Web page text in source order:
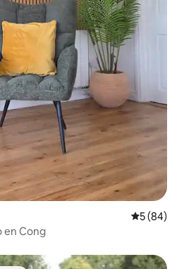
5 (84)
en Cong